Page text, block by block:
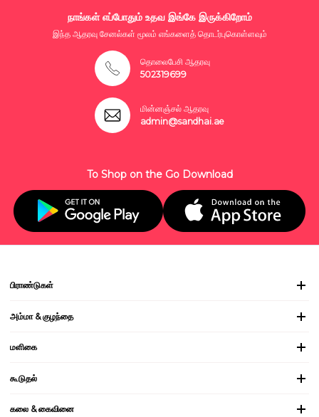
நாங்கள் எப்போதும் உதவ இங்கே இருக்கிறோம்
இந்த ஆதரவு சேனல்கள் மூலம் எங்களைத் தொடர்புகொள்ளவும்
தொலைபேசி ஆதரவு
502319699
மின்னஞ்சல் ஆதரவு
admin@sandhai.ae
To Shop on the Go Download
பிராண்டுகள்
அம்மா & குழந்தை
மளிகை
கூடுதல்
கலை & கைவினை